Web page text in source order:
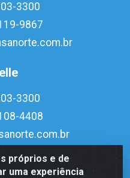
próprios e de
uma experiência
3300
9867
3300
4408
Mário Câmara, 1815 -